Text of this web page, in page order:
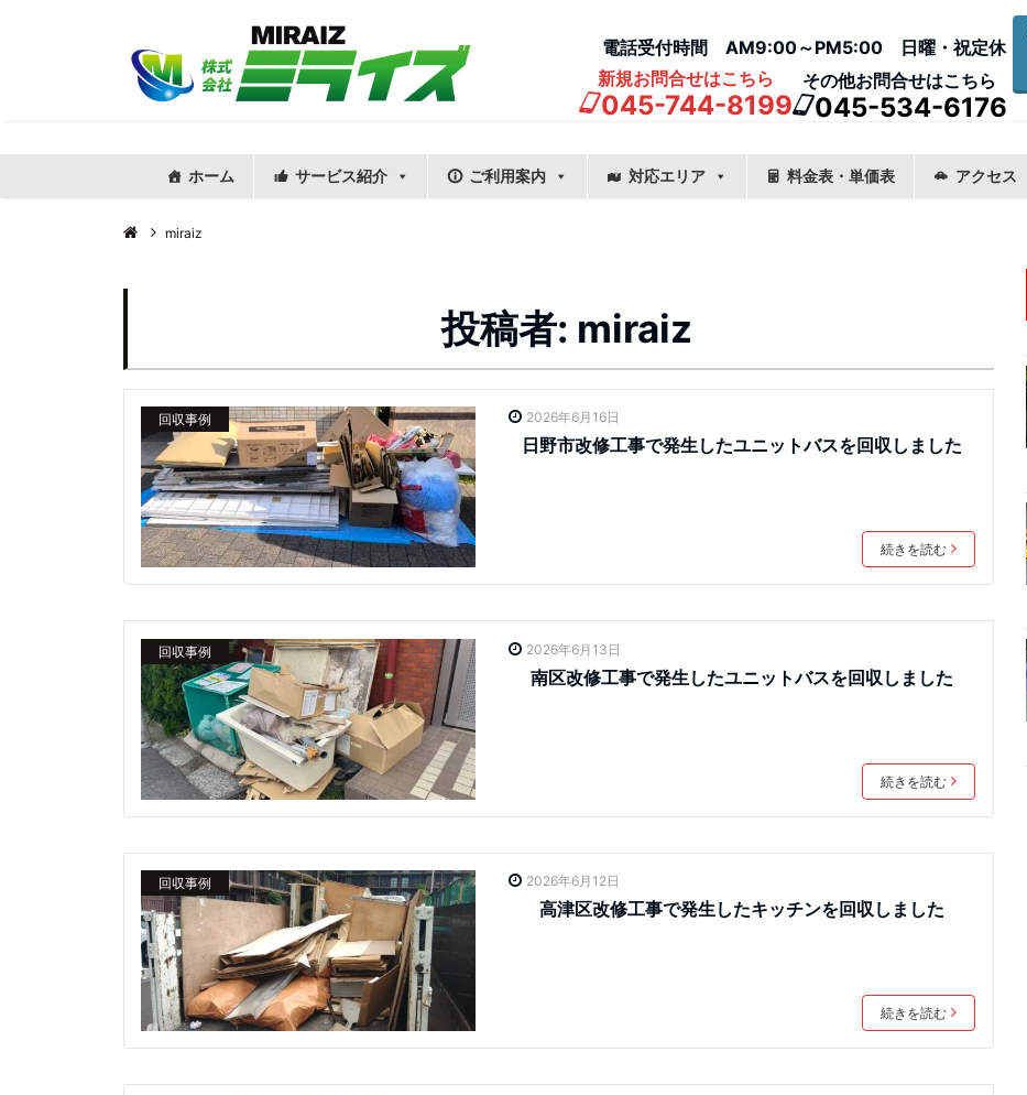
電話受付時間 AM9:00～PM5:00 日曜・祝定休
新規お問合せはこちら
045-744-8199
その他お問合せはこちら
045-534-6176
ホーム サービス紹介 ご利用案内 対応エリア 料金表・単価表 アクセス
miraiz
投稿者: miraiz
回収事例 2026年6月16日
日野市改修工事で発生したユニットバスを回収しました
続きを読む
回収事例 2026年6月13日
南区改修工事で発生したユニットバスを回収しました
続きを読む
回収事例 2026年6月12日
高津区改修工事で発生したキッチンを回収しました
続きを読む